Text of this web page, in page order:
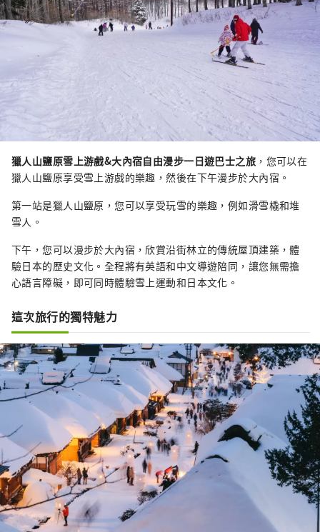
獵人山鹽原雪上游戲&大內宿自由漫步一日遊巴士之旅 ，您可以在
獵人山鹽原享受雪上游戲的樂趣，然後在下午漫步於大內宿。
第一站是獵人山鹽原，您可以享受玩雪的樂趣，例如滑雪橇和堆
雪人。
下午，您可以漫步於大內宿，欣賞沿街林立的傳統屋頂建築，體
驗日本的歷史文化。全程將有英語和中文導遊陪同，讓您無需擔
心語言障礙，即可同時體驗雪上運動和日本文化。
這次旅行的獨特魅力